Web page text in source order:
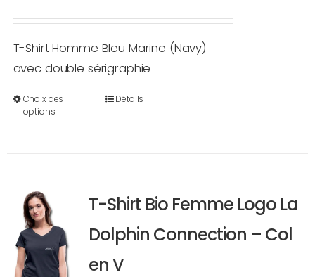
choisies
sur
T-Shirt Homme Bleu Marine (Navy)
avec double sérigraphie
Choix des
options
Ce
Les
options
peuvent
être
Détails
T-Shirt Bio Femme Logo La
Dolphin Connection – Col
en V